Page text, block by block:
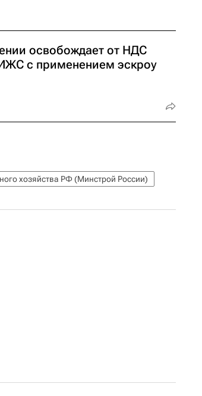
освобождает от НДС
с применением эскроу
хозяйства РФ (Минстрой России)